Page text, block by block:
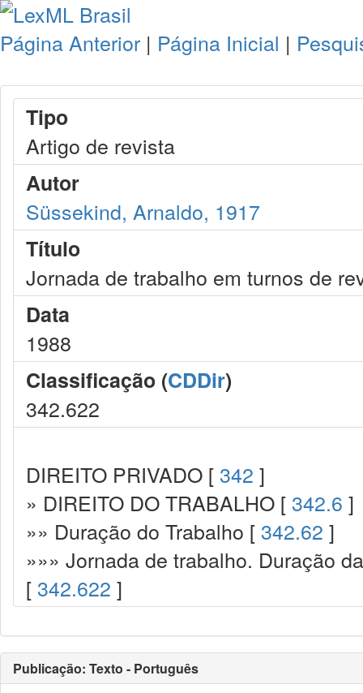
Página Anterior | Página Inicial |
Tipo
Artigo de revista
Autor
Süssekind, Arnaldo, 1917
Título
Jornada de trabalho em turnos de
Data
1988
Classificação (CDDir)
342.622
DIREITO PRIVADO [ 342 ]
» DIREITO DO TRABALHO [ 342.6 ]
»» Duração do Trabalho [ 342.62 ]
»»» Jornada de trabalho. Duração
[ 342.622 ]
Publicação: Texto - Português